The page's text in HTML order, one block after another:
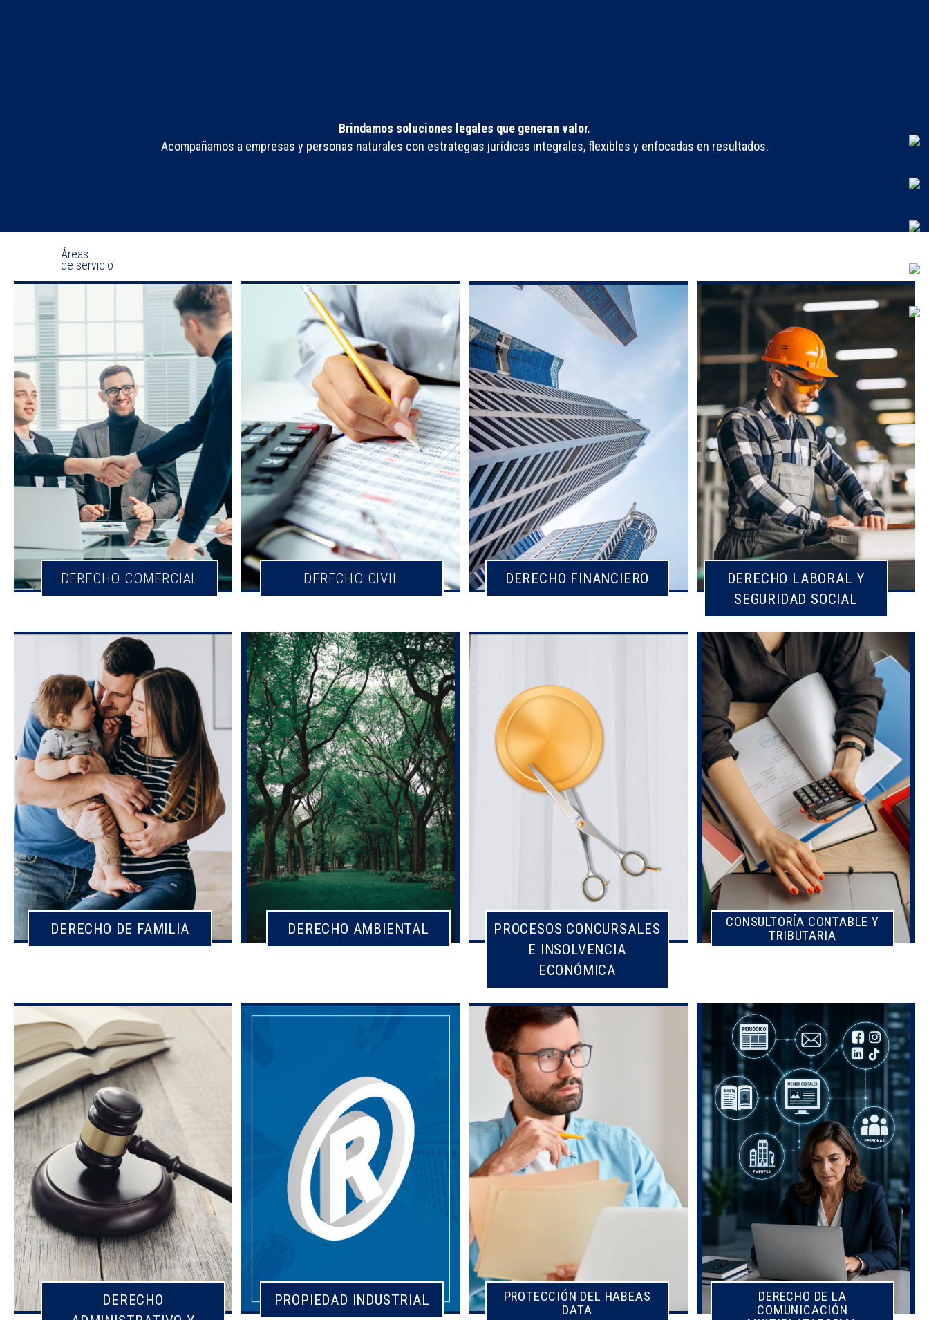
Brindamos soluciones legales que generan valor.
Acompañamos a empresas y personas naturales con estrategias jurídicas integrales, flexibles y enfocadas en resultados.
Áreas
de servicio
DERECHO COMERCIAL DERECHO CIVIL DERECHO FINANCIERO
DERECHO LABORAL Y
SEGURIDAD SOCIAL
DERECHO DE FAMILIA DERECHO AMBIENTAL
PROCESOS CONCURSALES
E INSOLVENCIA
ECONÓMICA
CONSULTORÍA CONTABLE Y
TRIBUTARIA
DERECHO
PROPIEDAD INDUSTRIAL
PROPIEDAD INDUSTRIAL
PROTECCIÓN DEL HABEAS
DATA
PROTECCIÓN DEL HABEAS
DATA
DERECHO DE LA
COMUNICACIÓN